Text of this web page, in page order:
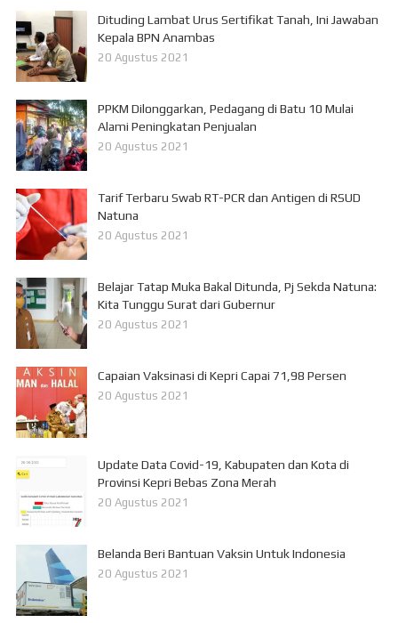
Dituding Lambat Urus Sertifikat Tanah, Ini Jawaban
Kepala BPN Anambas
20 Agustus 2021
PPKM Dilonggarkan, Pedagang di Batu 10 Mulai
Alami Peningkatan Penjualan
20 Agustus 2021
Tarif Terbaru Swab RT-PCR dan Antigen di RSUD
Natuna
20 Agustus 2021
Belajar Tatap Muka Bakal Ditunda, Pj Sekda Natuna:
Kita Tunggu Surat dari Gubernur
20 Agustus 2021
Capaian Vaksinasi di Kepri Capai 71,98 Persen
20 Agustus 2021
Update Data Covid-19, Kabupaten dan Kota di
Provinsi Kepri Bebas Zona Merah
20 Agustus 2021
Belanda Beri Bantuan Vaksin Untuk Indonesia
20 Agustus 2021